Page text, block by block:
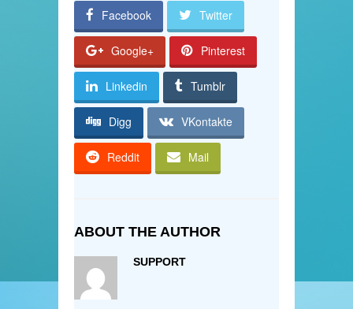
Facebook Twitter
Google+ Pinterest
Linkedin Tumblr
Digg VKontakte
Reddit Mail
ABOUT THE AUTHOR
SUPPORT